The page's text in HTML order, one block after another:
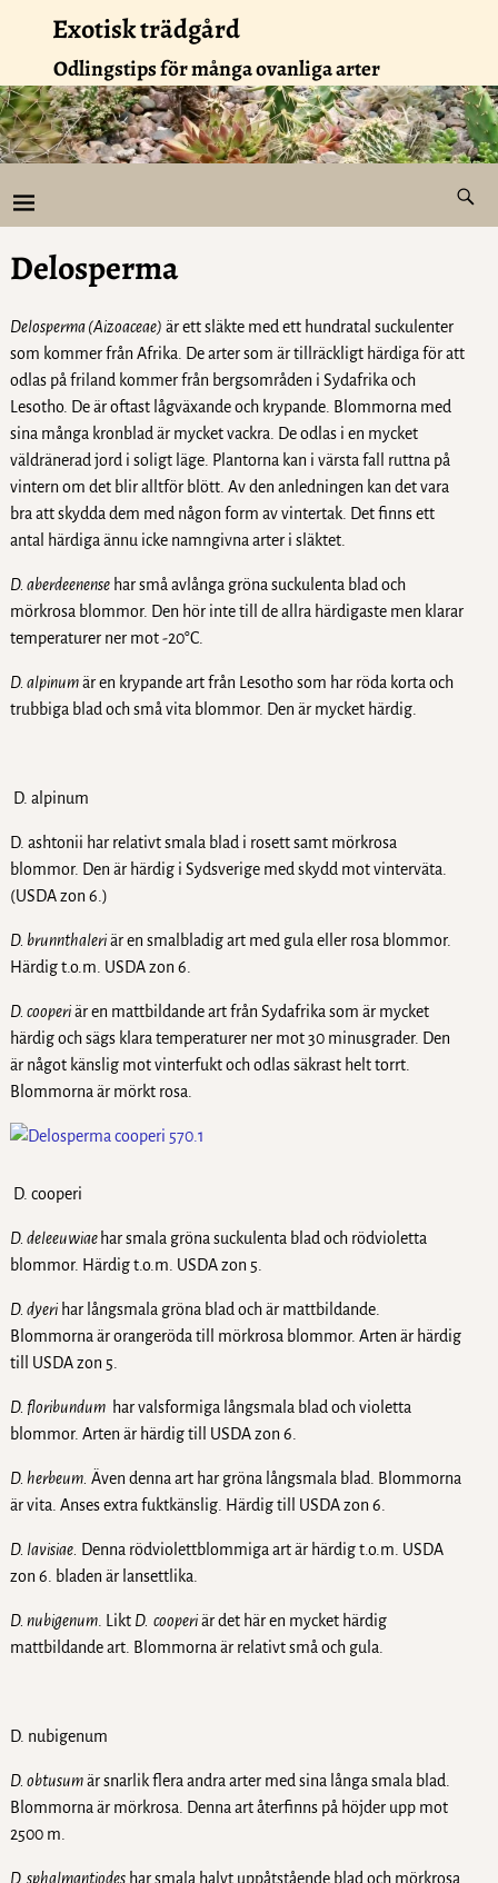
Exotisk trädgård
Odlingstips för många ovanliga arter
Delosperma
Delosperma(Aizoaceae) är ett släkte med ett hundratal suckulenter
som kommer från Afrika. De arter som är tillräckligt härdiga för att
odlas på friland kommer från bergsområden i Sydafrika och
Lesotho. De är oftast lågväxande och krypande. Blommorna med
sina många kronblad är mycket vackra. De odlas i en mycket
väldränerad jord i soligt läge. Plantorna kan i värsta fall ruttna på
vintern om det blir alltför blött. Av den anledningen kan det vara
bra att skydda dem med någon form av vintertak. Det finns ett
antal härdiga ännu icke namngivna arter i släktet.
D. aberdeenensehar små avlånga gröna suckulenta blad och
mörkrosa blommor. Den hör inte till de allra härdigaste men klarar
temperaturer ner mot -20°C.
D. alpinumär en krypande art från Lesotho som har röda korta och
trubbiga blad och små vita blommor. Den är mycket härdig.
D. alpinum
D. ashtonii har relativt smala blad i rosett samt mörkrosa
blommor. Den är härdig i Sydsverige med skydd mot vinterväta.
(USDA zon 6.)
D. brunnthaleriär en smalbladig art med gula eller rosa blommor.
Härdig t.o.m. USDA zon 6.
D. cooperiär en mattbildande art från Sydafrika som är mycket
härdig och sägs klara temperaturer ner mot 30 minusgrader. Den
är något känslig mot vinterfukt och odlas säkrast helt torrt.
Blommorna är mörkt rosa.
D. cooperi
D. deleeuwiae har smala gröna suckulenta blad och rödvioletta
blommor. Härdig t.o.m. USDA zon 5.
D. dyerihar långsmala gröna blad och är mattbildande.
Blommorna är orangeröda till mörkrosa blommor. Arten är härdig
till USDA zon 5.
D. floribundumhar valsformiga långsmala blad och violetta
blommor. Arten är härdig till USDA zon 6.
D. herbeum. Även denna art har gröna långsmala blad. Blommorna
är vita. Anses extra fuktkänslig. Härdig till USDA zon 6.
D. lavisiae. Denna rödviolettblommiga art är härdig t.o.m. USDA
zon 6. bladen är lansettlika.
D. nubigenum. Likt D. cooperiär det här en mycket härdig
mattbildande art. Blommorna är relativt små och gula.
D. nubigenum
D. obtusumär snarlik flera andra arter med sina långa smala blad.
Blommorna är mörkrosa. Denna art återfinns på höjder upp mot
2500 m.
D. sphalmantiodeshar smala halvt uppåtstående blad och mörkrosa